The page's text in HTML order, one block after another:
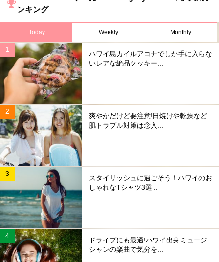
ンキング
Today Weekly Monthly
ハワイ島カイルアコナでしか手に入らな
いレアな絶品クッキー...
爽やかだけど要注意!日焼けや乾燥など
肌トラブル対策は念入...
スタイリッシュに過ごそう！ハワイのお
しゃれなTシャツ3選...
ドライブにも最適!ハワイ出身ミュージ
シャンの楽曲で気分を...